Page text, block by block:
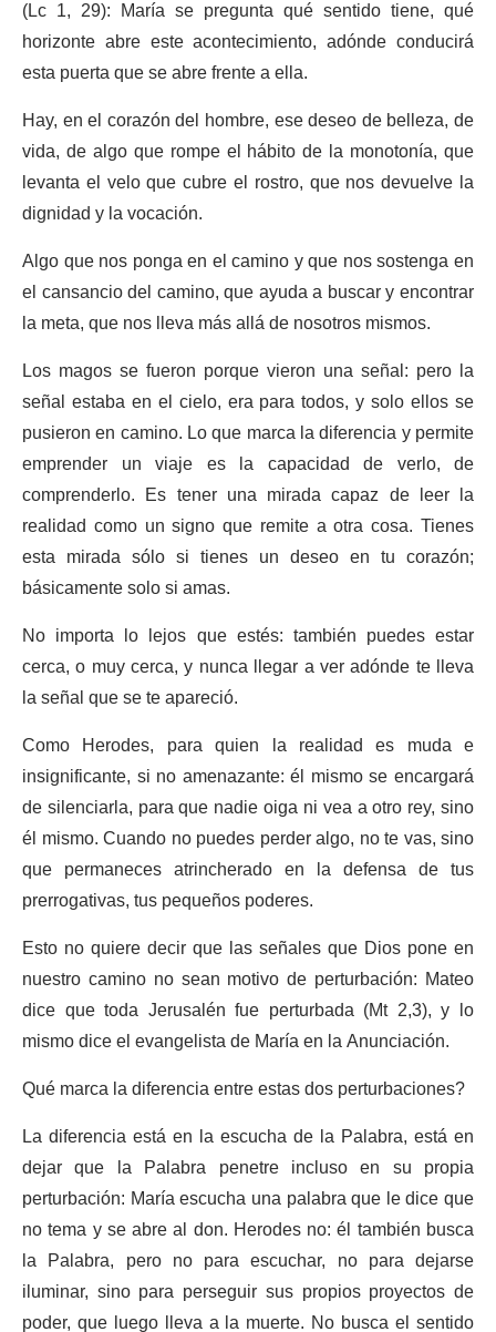
(Lc 1, 29): María se pregunta qué sentido tiene, qué
horizonte abre este acontecimiento, adónde conducirá
esta puerta que se abre frente a ella.
Hay, en el corazón del hombre, ese deseo de belleza, de
vida, de algo que rompe el hábito de la monotonía, que
levanta el velo que cubre el rostro, que nos devuelve la
dignidad y la vocación.
Algo que nos ponga en el camino y que nos sostenga en
el cansancio del camino, que ayuda a buscar y encontrar
la meta, que nos lleva más allá de nosotros mismos.
Los magos se fueron porque vieron una señal: pero la
señal estaba en el cielo, era para todos, y solo ellos se
pusieron en camino. Lo que marca la diferencia y permite
emprender un viaje es la capacidad de verlo, de
comprenderlo. Es tener una mirada capaz de leer la
realidad como un signo que remite a otra cosa. Tienes
esta mirada sólo si tienes un deseo en tu corazón;
básicamente solo si amas.
No importa lo lejos que estés: también puedes estar
cerca, o muy cerca, y nunca llegar a ver adónde te lleva
la señal que se te apareció.
Como Herodes, para quien la realidad es muda e
insignificante, si no amenazante: él mismo se encargará
de silenciarla, para que nadie oiga ni vea a otro rey, sino
él mismo. Cuando no puedes perder algo, no te vas, sino
que permaneces atrincherado en la defensa de tus
prerrogativas, tus pequeños poderes.
Esto no quiere decir que las señales que Dios pone en
nuestro camino no sean motivo de perturbación: Mateo
dice que toda Jerusalén fue perturbada (Mt 2,3), y lo
mismo dice el evangelista de María en la Anunciación.
Qué marca la diferencia entre estas dos perturbaciones?
La diferencia está en la escucha de la Palabra, está en
dejar que la Palabra penetre incluso en su propia
perturbación: María escucha una palabra que le dice que
no tema y se abre al don. Herodes no: él también busca
la Palabra, pero no para escuchar, no para dejarse
iluminar, sino para perseguir sus propios proyectos de
poder, que luego lleva a la muerte. No busca el sentido